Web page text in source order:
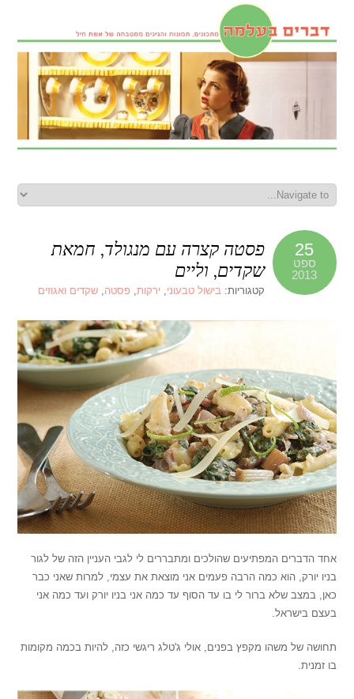
25
ספט
2013
פסטה קצרה עם מנגולד, חמאת
שקדים, וליים
קטגוריות:בישול טבעוני,ירקות,פסטה,שקדים ואגוזים
אחד הדברים המפתיעים שהולכים ומתבררים לי לגבי העניין הזה של לגור
בניו יורק, הוא כמה הרבה פעמים אני מוצאת את עצמי, למרות שאני כבר
כאן, במצב שלא ברור לי בו עד הסוף עד כמה אני בניו יורק ועד כמה אני
בעצם בישראל.
תחושה של משהו מקפץ בפנים, אולי ג'טלג ריגשי כזה, להיות בכמה מקומות
בו זמנית.